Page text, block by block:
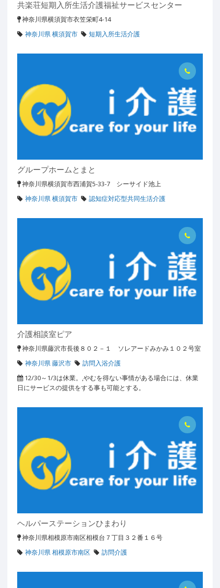
共楽荘短期入所生活介護福祉サービスセンター
神奈川県横須賀市衣笠栄町4-14
神奈川県 横須賀市
短期入所生活介護
グループホームとまと
神奈川県横須賀市西浦賀5-33-7 シーサイド池上
神奈川県 横須賀市
認知症対応型共同生活介護
介護相談室ピア
神奈川県藤沢市長後８０２－１ ソレアードみかみ１０２号室
神奈川県 藤沢市
訪問入浴介護
12/30～1/3は休業。,やむを得ない事情がある場合には、休業
日にサービスの提供をする事も可能とする。
ヘルパーステーションひまわり
神奈川県相模原市南区相模台７丁目３２番１６号
神奈川県 相模原市南区
訪問介護